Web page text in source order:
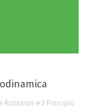
Rotazioni e il Principio